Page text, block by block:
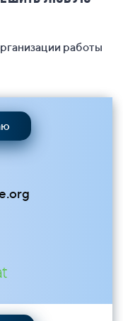
работы